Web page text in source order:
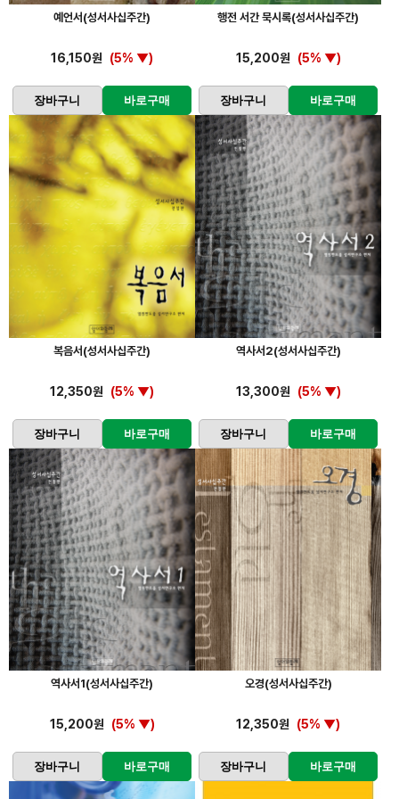
예언서(성서사십주간)
16,150원 (5% ▼)
장바구니 바로구매
행전 서간 묵시록(성서사십주간)
15,200원 (5% ▼)
장바구니 바로구매
복음서(성서사십주간)
12,350원 (5% ▼)
장바구니 바로구매
역사서2(성서사십주간)
13,300원 (5% ▼)
장바구니 바로구매
역사서1(성서사십주간)
15,200원 (5% ▼)
장바구니 바로구매
오경(성서사십주간)
12,350원 (5% ▼)
장바구니 바로구매